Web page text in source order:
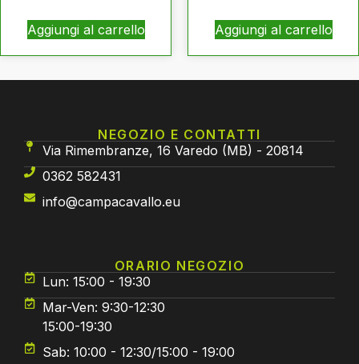
Aggiungi al carrello Aggiungi al carrello
NEGOZIO E CONTATTI
Via Rimembranze, 16 Varedo (MB) - 20814
0362 582431
info@campacavallo.eu
ORARIO NEGOZIO
Lun: 15:00 - 19:30
Mar-Ven: 9:30-12:30
15:00-19:30
Sab: 10:00 - 12:30/15:00 - 19:00